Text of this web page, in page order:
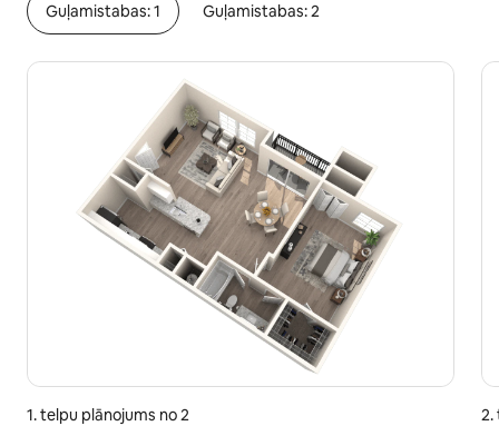
Guļamistabas: 1 Guļamistabas: 2
1. telpu plānojums no 2 2.